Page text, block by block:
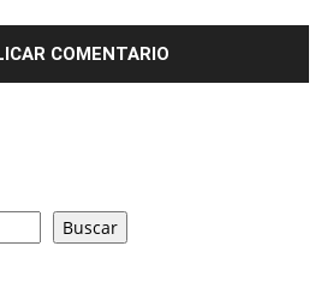
Buscar